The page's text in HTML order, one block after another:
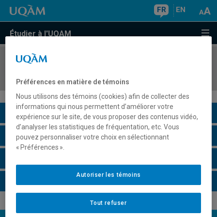
FR EN
Étudier à l'UQAM
COURS//
Description du cours
Horaire - Été 2026
Préférences en matière de témoins
Nous utilisons des témoins (cookies) afin de collecter des
informations qui nous permettent d’améliorer votre
expérience sur le site, de vous proposer des contenus vidéo,
d’analyser les statistiques de fréquentation, etc. Vous
pouvez personnaliser votre choix en sélectionnant
« Préférences ».
Tout refuser
Autoriser les témoins